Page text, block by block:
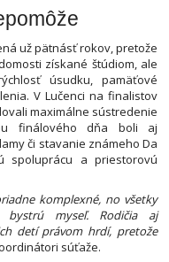
už pätnásť rokov, pretože
získané štúdiom, ale
úsudku, pamäťové
V Lučenci na finalistov
maximálne sústredenie
finálového dňa boli aj
či stavanie známeho Da
spoluprácu a priestorovú
komplexné, no všetky
myseľ. Rodičia aj
detí právom hrdí, pretože
súťaže.